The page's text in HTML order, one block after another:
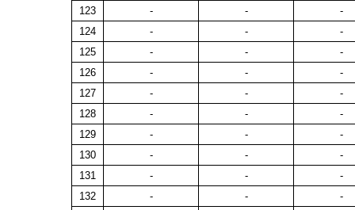
123
- -
-
124
- -
-
125
- -
-
126
- -
-
127
- -
-
128
- -
-
129
- -
-
130
- -
-
131
- -
-
132
- -
-